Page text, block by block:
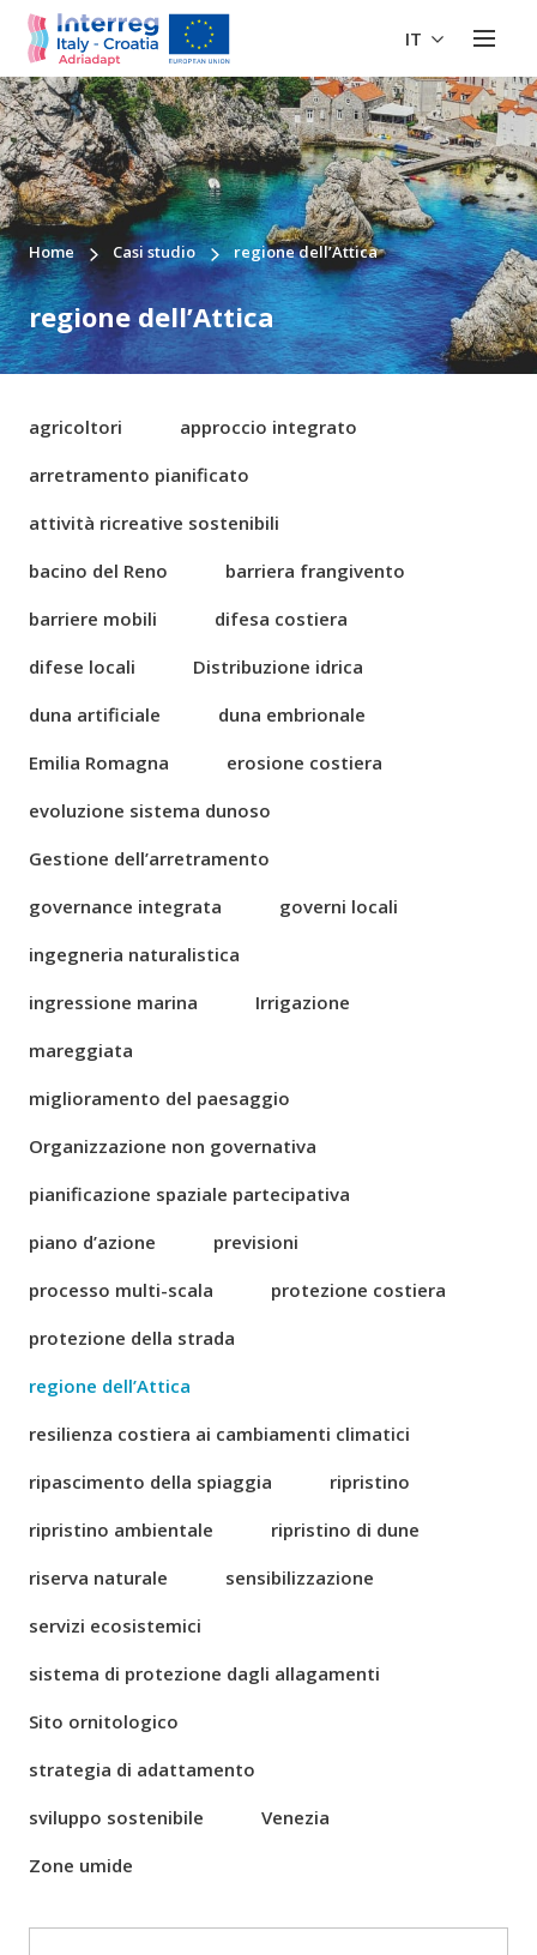
IT
Home Casi studio regione dell’Attica
regione dell’Attica
agricoltori
approccio integrato
arretramento pianificato
attività ricreative sostenibili
bacino del Reno
barriera frangivento
barriere mobili
difesa costiera
difese locali
Distribuzione idrica
duna artificiale
duna embrionale
Emilia Romagna
erosione costiera
evoluzione sistema dunoso
Gestione dell’arretramento
governance integrata
governi locali
ingegneria naturalistica
ingressione marina
Irrigazione
mareggiata
miglioramento del paesaggio
Organizzazione non governativa
pianificazione spaziale partecipativa
piano d’azione
previsioni
processo multi-scala
protezione costiera
protezione della strada
regione dell’Attica
resilienza costiera ai cambiamenti climatici
ripascimento della spiaggia
ripristino
ripristino ambientale
ripristino di dune
riserva naturale
sensibilizzazione
servizi ecosistemici
sistema di protezione dagli allagamenti
Sito ornitologico
strategia di adattamento
sviluppo sostenibile
Venezia
Zone umide